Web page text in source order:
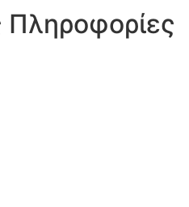
Πληροφορίες